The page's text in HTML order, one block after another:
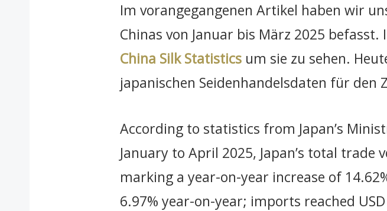
Im vorangegangenen Artikel haben wir
Chinas von Januar bis März 2025
China Silk Statisticsum sie zu sehen.
japanischen Seidenhandelsdaten für
According to statistics from Japan’s
January to April 2025, Japan’s total trade
marking a year-on-year increase of
6.97% year-on-year; imports reached